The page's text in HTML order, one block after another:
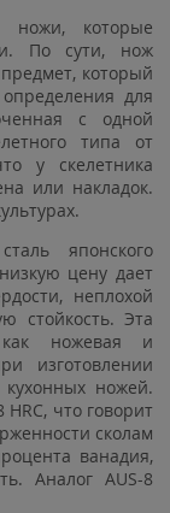
ножи, которые
По сути, нож
который
для
с одной
типа от
у скелетника
или накладок.
японского
цену дает
неплохой
стойкость. Эта
как ножевая и
изготовлении
ножей.
что говорит
сколам
ванадия,
Аналог AUS-8